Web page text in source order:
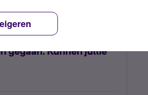
gegaan. Kunnen jullie